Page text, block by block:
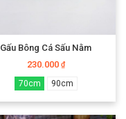
Gấu Bông Cá Sấu Nằm
230.000 ₫
70cm 90cm